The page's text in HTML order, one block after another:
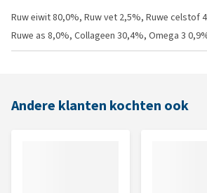
Ruw eiwit 80,0%, Ruw vet 2,5%, Ruwe celstof
Ruwe as 8,0%, Collageen 30,4%, Omega 3
Andere klanten kochten ook